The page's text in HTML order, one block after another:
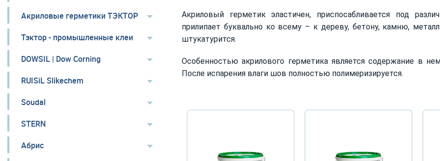
Акриловые герметики ТЭКТОР
Тэктор - промышленные клеи
DOWSIL | Dow Corning
RUISiL Slikechem
Soudal
STERN
Абрис
Акриловый герметик эластичен, приспосабливается под
прилипает буквально ко всему – к дереву, бетону, камню,
штукатурится.
Особенностью акрилового герметика является содержание в
После испарения влаги шов полностью полимеризируется.